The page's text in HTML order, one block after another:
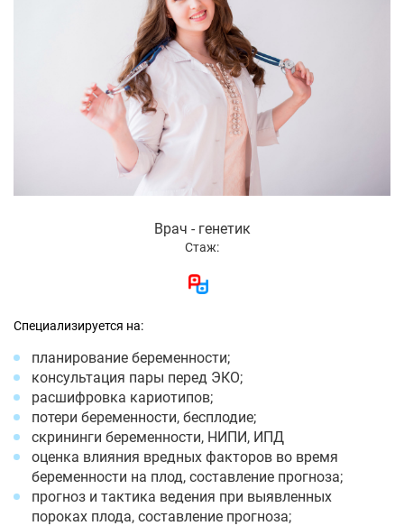
Врач - генетик
Стаж:
Специализируется на:
планирование беременности;
консультация пары перед ЭКО;
расшифровка кариотипов;
потери беременности, бесплодие;
скрининги беременности, НИПИ, ИПД
оценка влияния вредных факторов во время
беременности на плод, составление прогноза;
прогноз и тактика ведения при выявленных
пороках плода, составление прогноза;